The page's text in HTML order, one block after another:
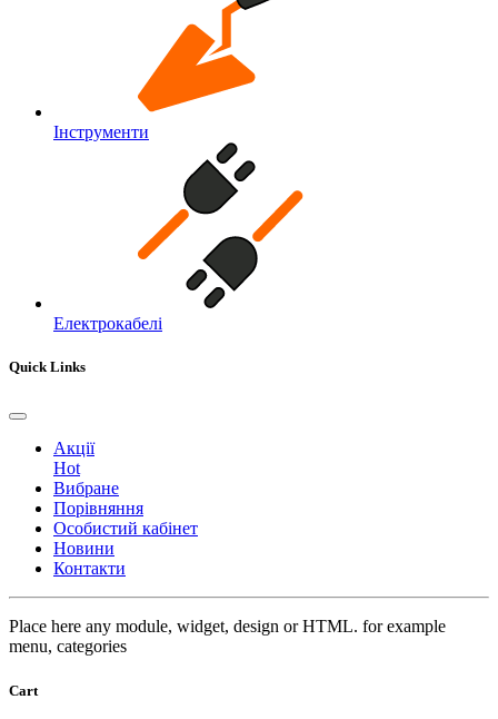
Інструменти
Електрокабелі
Quick Links
Акції
Hot
Вибране
Порівняння
Особистий кабінет
Новини
Контакти
Place here any module, widget, design or HTML. for example
menu, categories
Cart